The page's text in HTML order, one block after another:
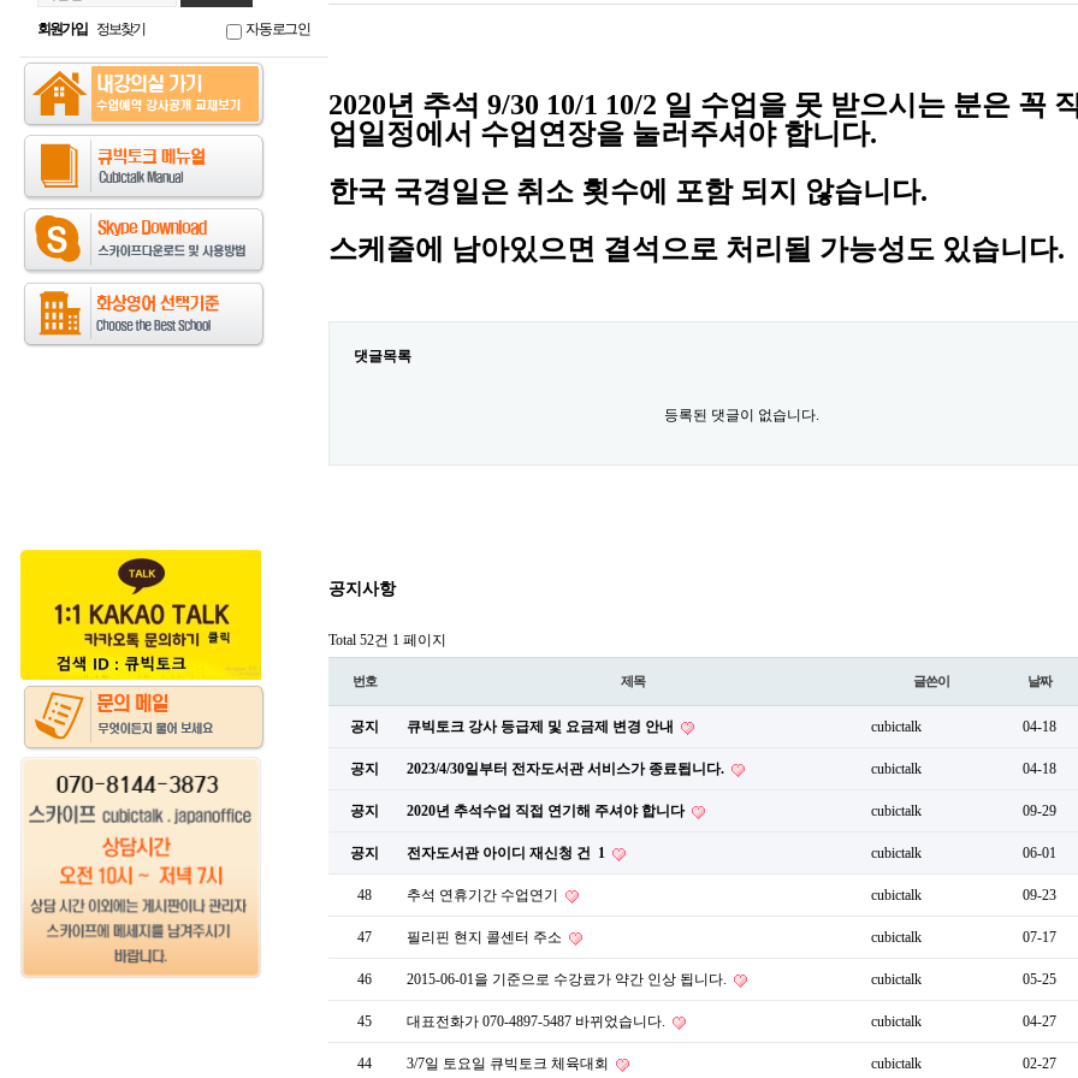
회원가입 정보찾기 자동로그인
2020년 추석 9/30 10/1 10/2 일 수업을 못 받으시는 분은 꼭
업일정에서 수업연장을 눌러주셔야 합니다.
한국 국경일은 취소 횟수에 포함 되지 않습니다.
스케줄에 남아있으면 결석으로 처리될 가능성도 있습니다.
댓글목록
등록된 댓글이 없습니다.
공지사항
Total 52건 1 페이지
번호 제목 글쓴이 날짜
공지 큐빅토크 강사 등급제 및 요금제 변경 안내 cubictalk 04-18
공지 2023/4/30일부터 전자도서관 서비스가 종료됩니다. cubictalk 04-18
공지 2020년 추석수업 직접 연기해 주셔야 합니다 cubictalk 09-29
공지 전자도서관 아이디 재신청 건 1 cubictalk 06-01
48 추석 연휴기간 수업연기 cubictalk 09-23
47 필리핀 현지 콜센터 주소 cubictalk 07-17
46 2015-06-01을 기준으로 수강료가 약간 인상 됩니다. cubictalk 05-25
45 대표전화가 070-4897-5487 바뀌었습니다. cubictalk 04-27
44 3/7일 토요일 큐빅토크 체육대회 cubictalk 02-27